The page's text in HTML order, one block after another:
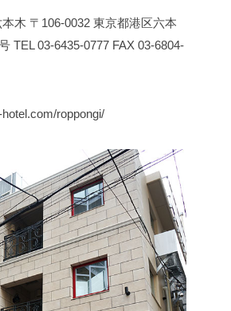
木 〒106-0032 東京都港区六本
TEL 03-6435-0777 FAX 03-6804-
roppongi/